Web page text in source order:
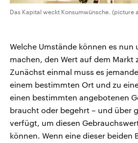
Das Kapital weckt Konsumwünsche. (picture
Welche Umstände können es nun
machen, den Wert auf dem Markt
Zunächst einmal muss es
einem bestimmten Ort und zu
einen bestimmten angebotenen
braucht oder begehrt – und über
verfügt, um diesen
können. Wenn eine dieser beiden